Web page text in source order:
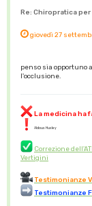
Re: Chiropratica
giovedì 27
penso sia opportuno
l'occlusione.
La medicina ha
Aldous Huxley
Correzione
Vertigini
Testimonianze
Testimonianze